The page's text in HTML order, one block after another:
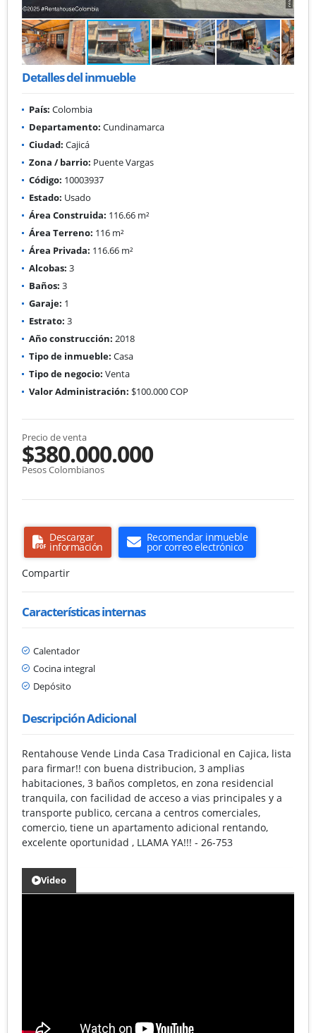
Detalles del inmueble
País: Colombia
Departamento: Cundinamarca
Ciudad: Cajicá
Zona / barrio: Puente Vargas
Código: 10003937
Estado: Usado
Área Construida: 116.66 m²
Área Terreno: 116 m²
Área Privada: 116.66 m²
Alcobas: 3
Baños: 3
Garaje: 1
Estrato: 3
Año construcción: 2018
Tipo de inmueble: Casa
Tipo de negocio: Venta
Valor Administración: $100.000 COP
Precio de venta
$380.000.000
Pesos Colombianos
Descargar
información
Recomendar inmueble
por correo electrónico
Compartir
Características internas
Calentador
Cocina integral
Depósito
Descripción Adicional
Rentahouse Vende Linda Casa Tradicional en Cajica, lista
para firmar!! con buena distribucion, 3 amplias
habitaciones, 3 baños completos, en zona residencial
tranquila, con facilidad de acceso a vias principales y a
transporte publico, cercana a centros comerciales,
comercio, tiene un apartamento adicional rentando,
excelente oportunidad , LLAMA YA!!! - 26-753
Video